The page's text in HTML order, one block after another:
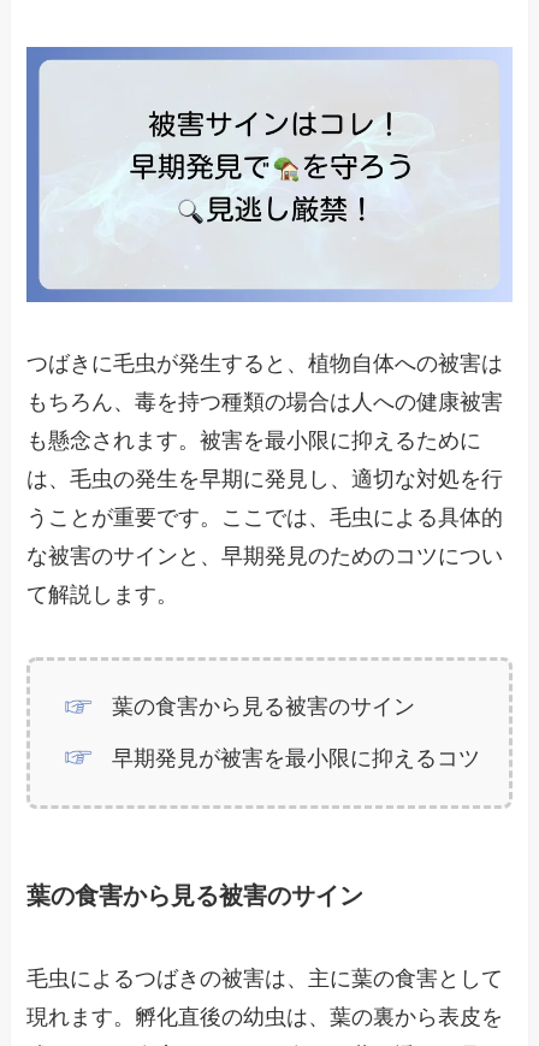
つばきに毛虫が発生すると、植物自体への被害は
もちろん、毒を持つ種類の場合は人への健康被害
も懸念されます。被害を最小限に抑えるために
は、毛虫の発生を早期に発見し、適切な対処を行
うことが重要です。ここでは、毛虫による具体的
な被害のサインと、早期発見のためのコツについ
て解説します。
葉の食害から見る被害のサイン
早期発見が被害を最小限に抑えるコツ
葉の食害から見る被害のサイン
毛虫によるつばきの被害は、主に葉の食害として
現れます。孵化直後の幼虫は、葉の裏から表皮を